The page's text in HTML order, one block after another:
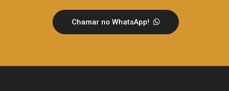
Chamar no WhatsApp!